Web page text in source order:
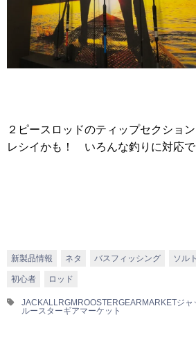
２ピースロッドのティップセクショ
レシイかも！ いろんな釣りに対応で
新製品情報 ネタ バスフィッシング ソル
初心者 ロッド
JACKALL RGMROOSTERGEARMARKETジャ
ルースターギアマーケット